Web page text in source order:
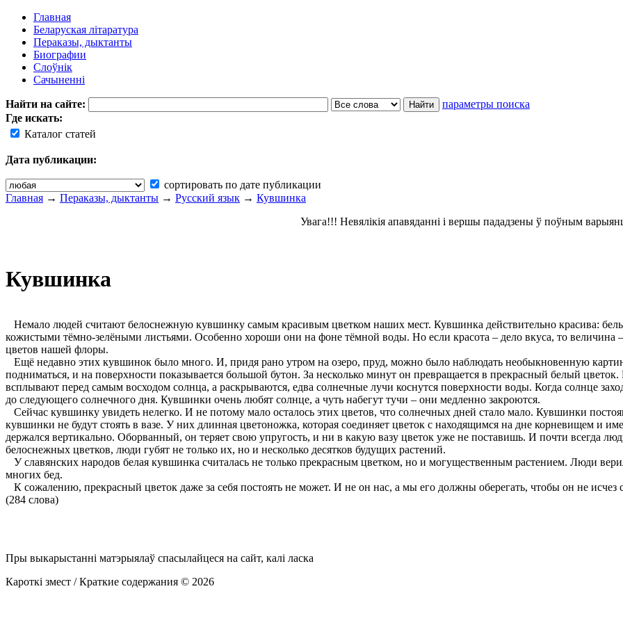
Главная
Беларуская літаратура
Пераказы, дыктанты
Биографии
Слоўнік
Сачыненні
Найти на сайте:
параметры поиска
Где искать:
Каталог статей
Дата публикации:
сортировать по дате публикации
Главная → Пераказы, дыктанты → Русский язык → Кувшинка
Увага!!! Невялікія апавяданні і вершы пададзены ў поўным
Кувшинка
Немало людей считают белоснежную кувшинку самым красивым цветком наших мест. Кувшинка действительно красива:
кожистыми тёмно-зелёными листьями. Особенно хороши они на фоне тёмной воды. Но если красота – дело вкуса, то
цветов нашей флоры.
Ещё недавно этих кувшинок было много. И, придя рано утром на озеро, пруд, можно было наблюдать необыкновенную
подниматься, и на поверхности показывается большой бутон. За несколько минут он превращается в прекрасный белый
всплывают перед самым восходом солнца, а раскрываются, едва солнечные лучи коснутся поверхности воды. Когда солнце
до следующего солнечного дня. Кувшинки очень любят солнце, а чуть набегут тучи – они медленно закроются.
Сейчас кувшинку увидеть нелегко. И не потому мало осталось этих цветов, что солнечных дней стало мало. Кувшинки
кувшинки не будут стоять в вазе. У них длинная цветоножка, которая соединяет цветок с находящимся на дне корневищем и
держался вертикально. Оборванный, он теряет свою упругость, и ни в какую вазу цветок уже не поставишь. И почти всегда
белоснежных цветков, люди губят не только их, но и несколько десятков будущих растений.
У славянских народов белая кувшинка считалась не только прекрасным цветком, но и могущественным растением. Люди
многих бед.
К сожалению, прекрасный цветок даже за себя постоять не может. И не он нас, а мы его должны оберегать, чтобы он не исчез
(284 слова)
Пры выкарыстанні матэрыялаў спасылайцеся на сайт, калі ласка
Кароткі змест / Краткие содержания © 2026